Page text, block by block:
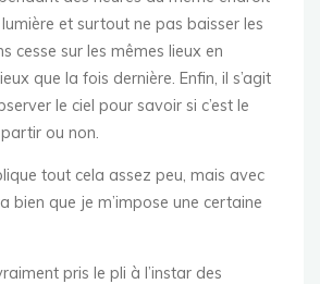
et surtout ne pas baisser les
cesse sur les mêmes lieux en
que la fois dernière. Enfin, il s’agit
le ciel pour savoir si c’est le
ou non.
tout cela assez peu, mais avec
bien que je m’impose une certaine
pris le pli à l’instar des